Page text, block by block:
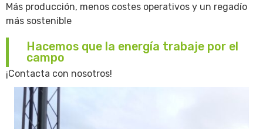
Más producción, menos costes operativos y un regadío
más sostenible
Hacemos que la energía trabaje por el
campo
¡Contacta con nosotros!